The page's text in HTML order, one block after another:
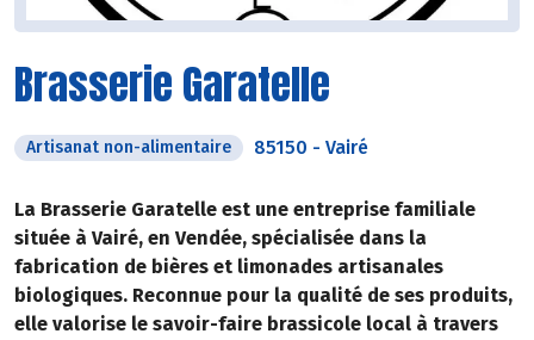
Brasserie Garatelle
Artisanat non-alimentaire 85150 - Vairé
La Brasserie Garatelle est une entreprise familiale
située à Vairé, en Vendée, spécialisée dans la
fabrication de bières et limonades artisanales
biologiques. Reconnue pour la qualité de ses produits,
elle valorise le savoir-faire brassicole local à travers